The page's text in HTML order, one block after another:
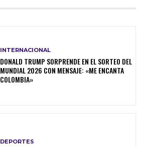
INTERNACIONAL
DONALD TRUMP SORPRENDE EN EL SORTEO DEL
MUNDIAL 2026 CON MENSAJE: «ME ENCANTA
COLOMBIA»
DEPORTES